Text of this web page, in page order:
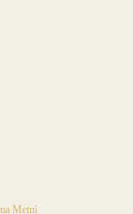
Metni